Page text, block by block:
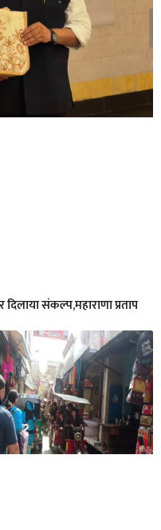
संकल्प,महाराणा प्रताप